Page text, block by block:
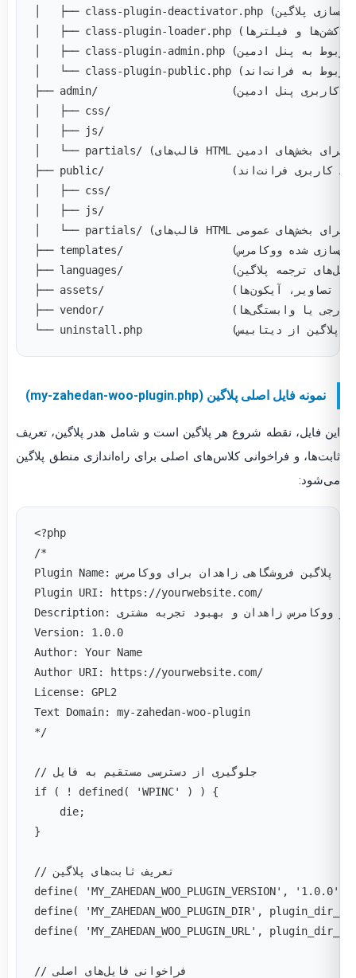
│   ├── css/
│   ├── js/
│   ├── css/
│   ├── js/
نمونه فایل اصلی پلاگین (my-zahedan-woo-plugin.php)
این فایل، نقطه شروع هر پلاگین است و شامل هدر پلاگین، تعریف
ثابت‌ها، و فراخوانی کلاس‌های اصلی برای راه‌اندازی منطق پلاگین
می‌شود:
<?php
/*
Plugin Name: پلاگین فروشگاهی زاهدان برای ووکامرس
Plugin URI: https://yourwebsite.com/
Version: 1.0.0
Author: Your Name
Author URI: https://yourwebsite.com/
License: GPL2
Text Domain: my-zahedan-woo-plugin
*/
// جلوگیری از دسترسی مستقیم به فایل
if ( ! defined( 'WPINC' ) ) {
    die;
}
// تعریف ثابت‌های پلاگین
define( 'MY_ZAHEDAN_WOO_PLUGIN_VERSION', '1.0.0'
define( 'MY_ZAHEDAN_WOO_PLUGIN_DIR',
define( 'MY_ZAHEDAN_WOO_PLUGIN_URL',
// فراخوانی فایل‌های اصلی